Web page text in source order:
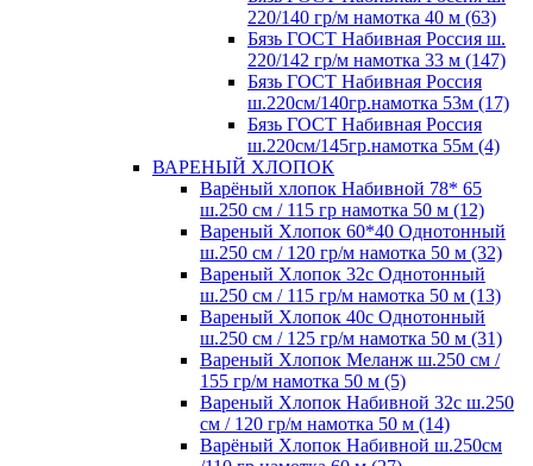
220/140 гр/м намотка 40 м (63)
Бязь ГОСТ Набивная Россия ш.
220/142 гр/м намотка 33 м (147)
Бязь ГОСТ Набивная Россия
ш.220см/140гр.намотка 53м (17)
Бязь ГОСТ Набивная Россия
ш.220см/145гр.намотка 55м (4)
ВАРЕНЫЙ ХЛОПОК
Варёный хлопок Набивной 78* 65
ш.250 см / 115 гр намотка 50 м (12)
Вареный Хлопок 60*40 Однотонный
ш.250 см / 120 гр/м намотка 50 м (32)
Вареный Хлопок 32с Однотонный
ш.250 см / 115 гр/м намотка 50 м (13)
Вареный Хлопок 40с Однотонный
ш.250 см / 125 гр/м намотка 50 м (31)
Вареный Хлопок Меланж ш.250 см /
155 гр/м намотка 50 м (5)
Вареный Хлопок Набивной 32с ш.250
см / 120 гр/м намотка 50 м (14)
Варёный Хлопок Набивной ш.250см